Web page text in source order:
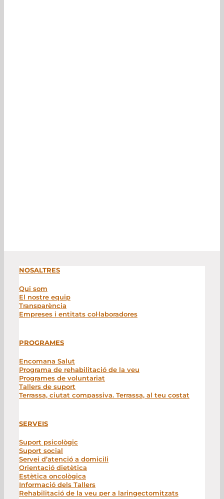
NOSALTRES
Qui som
El nostre equip
Transparència
Empreses i entitats col·laboradores
PROGRAMES
Encomana Salut
Programa de rehabilitació de la veu
Programes de voluntariat
Tallers de suport
Terrassa, ciutat compassiva. Terrassa, al teu costat
SERVEIS
Suport psicològic
Suport social
Servei d’atenció a domicili
Orientació dietètica
Estètica oncològica
Informació dels Tallers
Rehabilitació de la veu per a laringectomitzats